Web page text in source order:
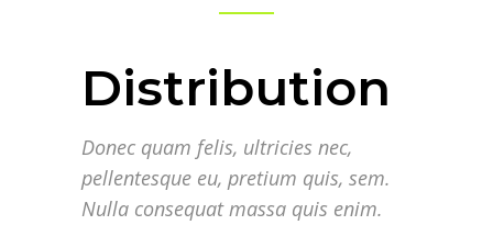
Distribution
Donec quam felis, ultricies nec,
pellentesque eu, pretium quis, sem.
Nulla consequat massa quis enim.